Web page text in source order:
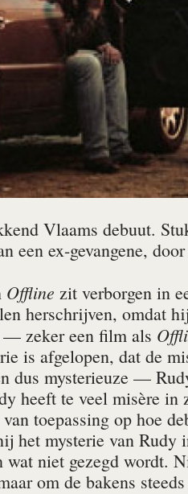
Vlaams debuut.
een ex-gevangene,
Offline zit verborgen in
herschrijven, omdat
— zeker een film als
is afgelopen, dat de
dus mysterieuze —
heeft te veel misère in
toepassing op hoe
het mysterie van Rudy
niet gezegd wordt.
om de bakens